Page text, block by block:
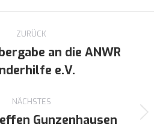
ZURÜCK
Vorheriger
Beitrag:
an die ANWR
e.V.
NÄCHSTES
Nächster
Gunzenhausen